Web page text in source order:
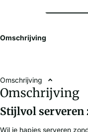
Omschrijving
Omschrijving
Omschrijving
Stijlvol serveren
Wil je hapjes serveren